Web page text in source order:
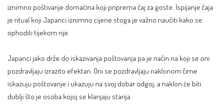
iznimno poštivanje domaćina koji priprema čaj za goste. Ispijanje čaja
je ritual koji Japanci iznimno cijene stoga je važno naučiti kako se
ophoditi tijekom nje.
Japanci jako drže do iskazivanja poštovanja pa je način na koji se oni
pozdravljaju izrazito efektan. Oni se pozdravljaju naklonom čime
iskazuju poštovanje i ukazuju na svoj dobar odgoj, a naklon će biti
dublji što je osoba kojoj se klanjaju starija.